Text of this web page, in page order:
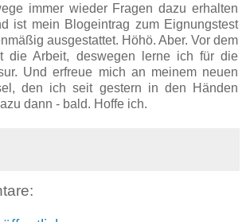
immer wieder Fragen dazu erhalten
ist mein Blogeintrag zum Eignungstest
ausgestattet. Höhö. Aber. Vor dem
die Arbeit, deswegen lerne ich für die
Und erfreue mich an meinem neuen
den ich seit gestern in den Händen
dann - bald. Hoffe ich.